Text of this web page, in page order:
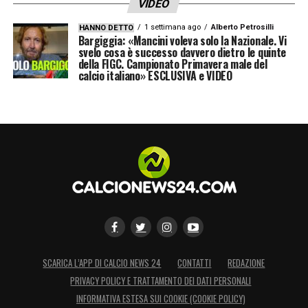
VIDEO
HANNO DETTO 1 settimana ago Alberto Petrosilli
Bargiggia: «Mancini voleva solo la Nazionale. Vi
svelo cosa è successo davvero dietro le quinte
della FIGC. Campionato Primavera male del
calcio italiano» ESCLUSIVA e VIDEO
SCARICA L’APP DI CALCIO NEWS 24 CONTATTI
REDAZIONE
PRIVACY POLICY E TRATTAMENTO DEI DATI PERSONALI
INFORMATIVA ESTESA SUI COOKIE (COOKIE POLICY)